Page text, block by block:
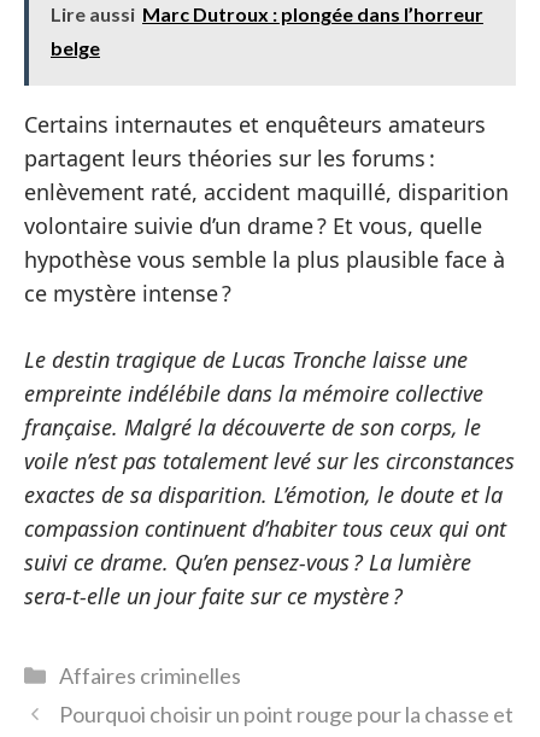
Lire aussi Marc Dutroux : plongée dans l’horreur
belge
Certains internautes et enquêteurs amateurs
partagent leurs théories sur les forums :
enlèvement raté, accident maquillé, disparition
volontaire suivie d’un drame ? Et vous, quelle
hypothèse vous semble la plus plausible face à
ce mystère intense ?
Le destin tragique de Lucas Tronche laisse une
empreinte indélébile dans la mémoire collective
française. Malgré la découverte de son corps, le
voile n’est pas totalement levé sur les circonstances
exactes de sa disparition. L’émotion, le doute et la
compassion continuent d’habiter tous ceux qui ont
suivi ce drame. Qu’en pensez-vous ? La lumière
sera-t-elle un jour faite sur ce mystère ?
Catégories
Affaires criminelles
Pourquoi choisir un point rouge pour la chasse et